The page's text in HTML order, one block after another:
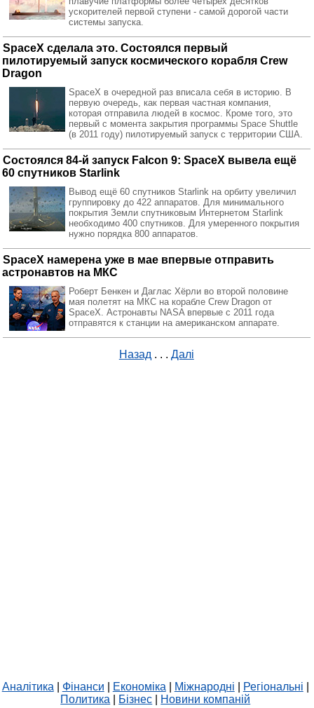
ускорителей первой ступени - самой дорогой части
системы запуска.
SpaceX сделала это. Состоялся первый
пилотируемый запуск космического корабля Crew
Dragon
SpaceX в очередной раз вписала себя в историю. В
первую очередь, как первая частная компания,
которая отправила людей в космос. Кроме того, это
первый с момента закрытия программы Space Shuttle
(в 2011 году) пилотируемый запуск с территории США.
Состоялся 84-й запуск Falcon 9: SpaceX вывела ещё
60 спутников Starlink
Вывод ещё 60 спутников Starlink на орбиту увеличил
группировку до 422 аппаратов. Для минимального
покрытия Земли спутниковым Интернетом Starlink
необходимо 400 спутников. Для умеренного покрытия
нужно порядка 800 аппаратов.
SpaceX намерена уже в мае впервые отправить
астронавтов на МКС
Роберт Бенкен и Даглас Хёрли во второй половине
мая полетят на МКС на корабле Crew Dragon от
SpaceX. Астронавты NASA впервые с 2011 года
отправятся к станции на американском аппарате.
Назад . . . Далі
Аналітика Фінанси Економіка Міжнародні Регіональні
Политика
Бізнес Новини компаній